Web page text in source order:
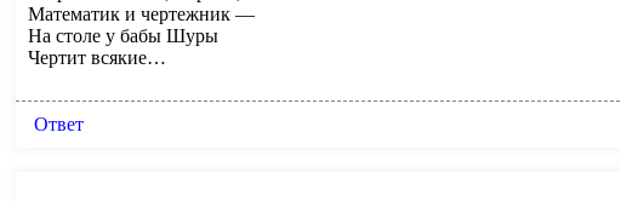
Математик и чертежник —
На столе у бабы Шуры
Чертит всякие…
Ответ